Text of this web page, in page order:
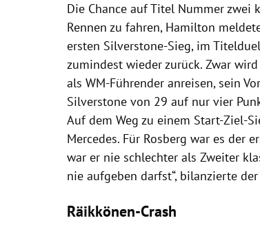
Die Chance auf Titel Nummer zwei
Rennen zu fahren, Hamilton
ersten Silverstone-Sieg, im
zumindest wieder zurück. Zwar
als WM-Führender anreisen, sein
Silverstone von 29 auf nur vier
Auf dem Weg zu einem Start-Ziel-
Mercedes. Für Rosberg war es der
war er nie schlechter als Zweiter
nie aufgeben darfst“, bilanzierte der
Räikkönen-Crash